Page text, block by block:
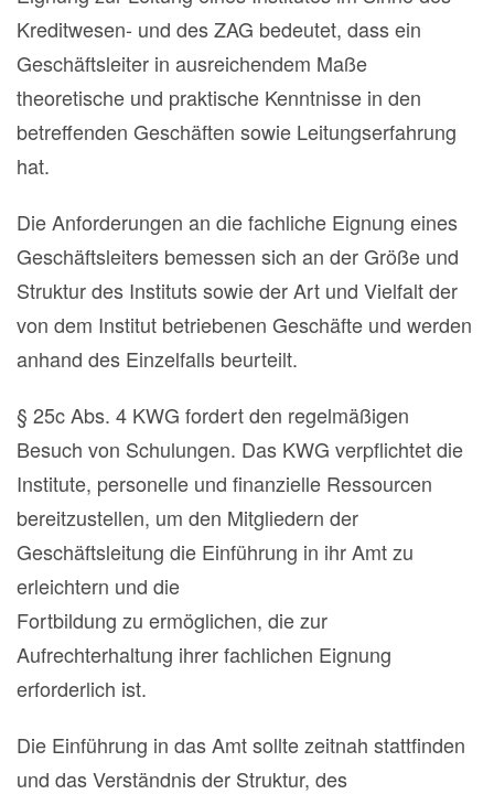
Kreditwesen- und des ZAG bedeutet, dass ein
Geschäftsleiter in ausreichendem Maße
theoretische und praktische Kenntnisse in den
betreffenden Geschäften sowie Leitungserfahrung
hat.
Die Anforderungen an die fachliche Eignung eines
Geschäftsleiters bemessen sich an der Größe und
Struktur des Instituts sowie der Art und Vielfalt der
von dem Institut betriebenen Geschäfte und werden
anhand des Einzelfalls beurteilt.
§ 25c Abs. 4 KWG fordert den regelmäßigen
Besuch von Schulungen. Das KWG verpflichtet die
Institute, personelle und finanzielle Ressourcen
bereitzustellen, um den Mitgliedern der
Geschäftsleitung die Einführung in ihr Amt zu
erleichtern und die
Fortbildung zu ermöglichen, die zur
Aufrechterhaltung ihrer fachlichen Eignung
erforderlich ist.
Die Einführung in das Amt sollte zeitnah stattfinden
und das Verständnis der Struktur, des